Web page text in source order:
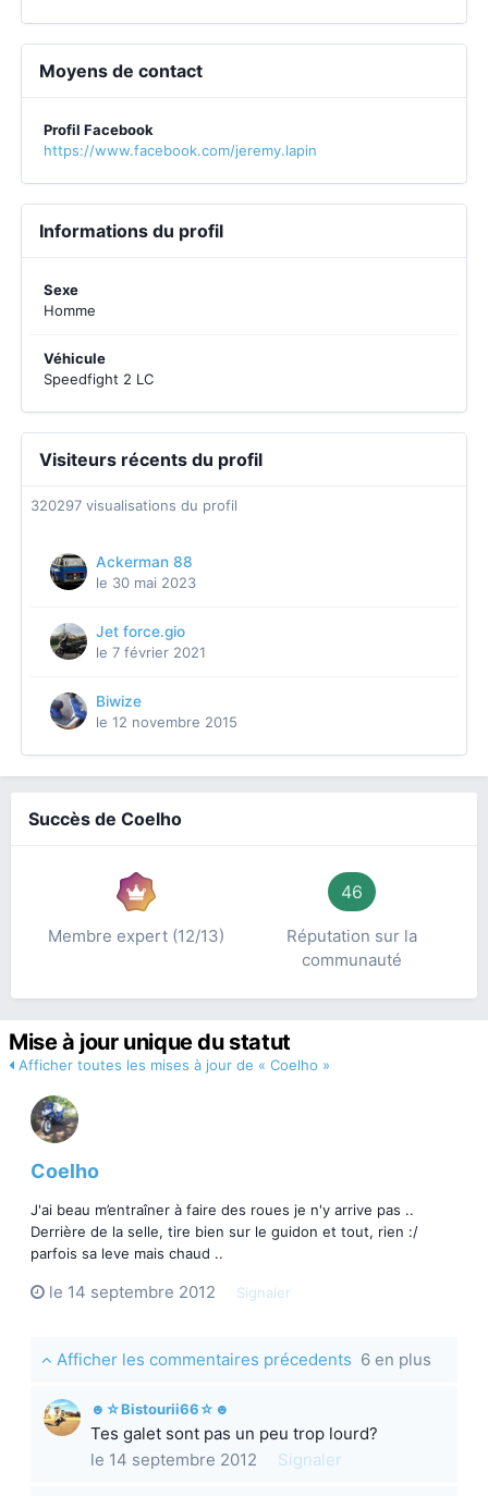
Moyens de contact
Profil Facebook
https://www.facebook.com/jeremy.lapin
Informations du profil
Sexe
Homme
Véhicule
Speedfight 2 LC
Visiteurs récents du profil
320297 visualisations du profil
Ackerman 88
le 30 mai 2023
Jet force.gio
le 7 février 2021
Biwize
le 12 novembre 2015
Succès de Coelho
Membre expert (12/13)
46
Réputation sur la
communauté
Mise à jour unique du statut
Afficher toutes les mises à jour de « Coelho »
Coelho
J'ai beau m’entraîner à faire des roues je n'y arrive pas ..
Derrière de la selle, tire bien sur le guidon et tout, rien :/
parfois sa leve mais chaud ..
le 14 septembre 2012 Signaler
Afficher les commentaires précedents 6 en plus
☻☆Bistourii66☆☻
Tes galet sont pas un peu trop lourd?
le 14 septembre 2012
Signaler